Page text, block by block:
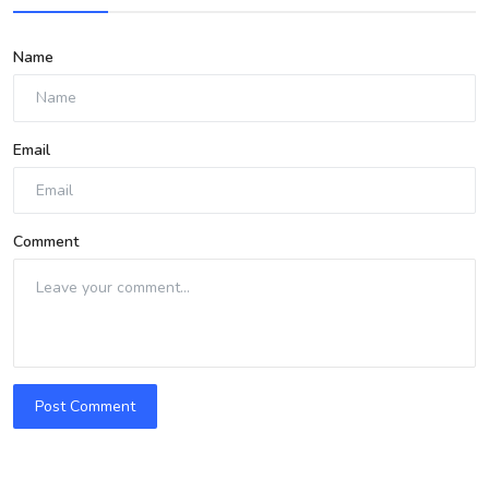
Name
Email
Comment
Post Comment